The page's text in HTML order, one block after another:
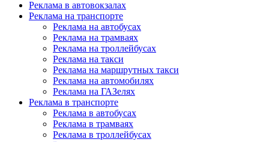
Реклама в автовокзалах
Реклама на транспорте
Реклама на автобусах
Реклама на трамваях
Реклама на троллейбусах
Реклама на такси
Реклама на маршрутных такси
Реклама на автомобилях
Реклама на ГАЗелях
Реклама в транспорте
Реклама в автобусах
Реклама в трамваях
Реклама в троллейбусах